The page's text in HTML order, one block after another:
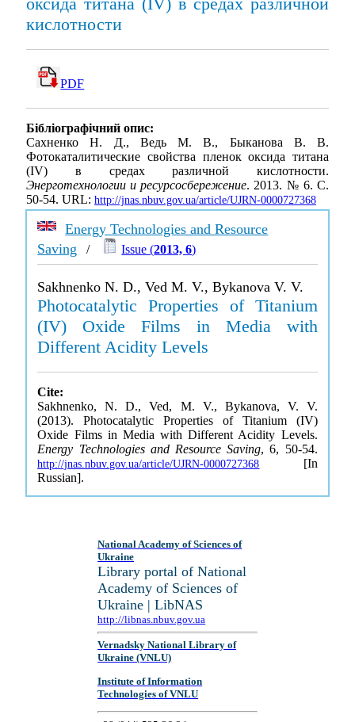
кислотности
PDF
Бібліографічний опис:
Сахненко Н. Д., Ведь М. В., Быканова В. В.
Фотокаталитические свойства пленок оксида титана
(IV) в средах различной кислотности.
Энерготехнологии и ресурсосбережение. 2013. № 6. С.
50-54. URL: http://jnas.nbuv.gov.ua/article/UJRN-0000727368
Energy Technologies and Resource
Saving / Issue (2013, 6)
Sakhnenko N. D., Ved M. V., Bykanova V. V.
Photocatalytic Properties of Titanium
(IV) Oxide Films in Media with
Different Acidity Levels
Cite:
Sakhnenko, N. D., Ved, M. V., Bykanova, V. V.
(2013). Photocatalytic Properties of Titanium (IV)
Oxide Films in Media with Different Acidity Levels.
Energy Technologies and Resource Saving, 6, 50-54.
http://jnas.nbuv.gov.ua/article/UJRN-0000727368 [In
Russian].
National Academy of Sciences of
Ukraine
Library portal of National
Academy of Sciences of
Ukraine | LibNAS
http://libnas.nbuv.gov.ua
Vernadsky National Library of
Ukraine (VNLU)
Institute of Information
Technologies of VNLU